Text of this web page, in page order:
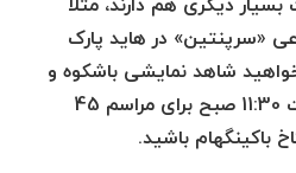
«سرپنتین» در هاید پارک
شاهد نمایشی باشکوه و
شاهانه باشید، حدود ساعت 11:30 صبح برای مراسم 45
باکینگهام باشید.